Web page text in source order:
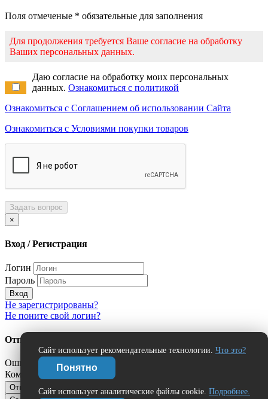
Сайт использует рекомендательные технологии. Что это?
Понятно
Сайт использует аналитические файлы cookie. Подробнее.
Поля отмеченые * обязательные для заполнения
Для продолжения требуется Ваше согласие на обработку
Ваших персональных данных.
Даю согласие на обработку моих персональных
данных. Ознакомиться с политикой
Ознакомиться с Соглашением об использовании Сайта
Ознакомиться с Условиями покупки товаров
Задать вопрос
×
Вход / Регистрация
Логин
Пароль
Вход
Не зарегистрированы?
Не поните свой логин?
Отправить сообщение об ошибке?
Ошибка:
Комментарий (дополнительно)
Отправить